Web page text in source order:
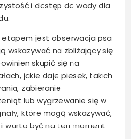
i dostęp do wody dla
jest obserwacja psa
wskazywać na zbliżający się
skupić się na
jakie daje piesek, takich
zabieranie
lub wygrzewanie się w
które mogą wskazywać,
i warto być na ten moment